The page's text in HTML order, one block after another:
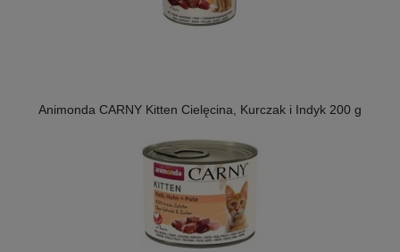
Animonda CARNY Kitten Cielęcina, Kurczak i Indyk 200 g